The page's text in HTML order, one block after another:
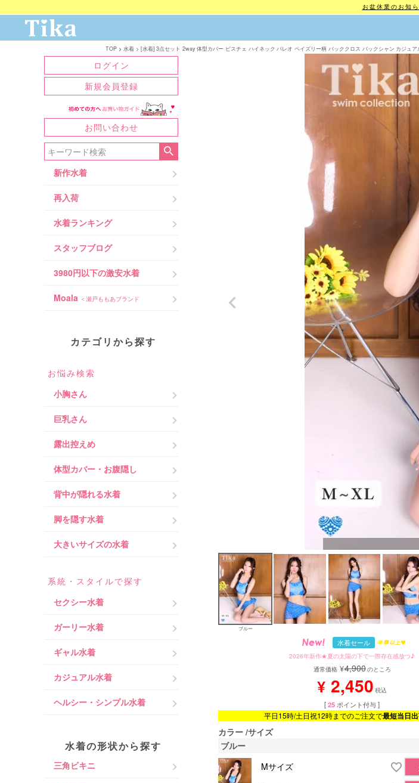
お盆休業のお知
TOP 水着 [水着] 3点セット 2way 体型カバー ビスチェ ハイネック パレオ ペイズリー柄 バッククロス バックシャン カジュ
ログイン
新規会員登録
お問い合わせ
新作水着
再入荷
水着ランキング
スタッフブログ
3980円以下の激安水着
Moala ＜瀬戸ももあブランド
カテゴリから探す
お悩み検索
小胸さん
巨乳さん
露出控えめ
体型カバー・お腹隠し
背中が隠れる水着
脚を隠す水着
大きいサイズの水着
系統・スタイルで探す
セクシー水着
ガーリー水着
ギャル水着
カジュアル水着
ヘルシー・シンプル水着
水着の形状から探す
三角ビキニ
ブルー
水着セール
2026年新作★夏の太陽の下で一際存在感放つ♪
通常価格 ¥4,900のところ
¥ 2,450 税込
[25 ポイント付与 ]
平日15時/土日祝12時までのご注文で最短当日
カラー サイズ
ブルー
Mサイズ